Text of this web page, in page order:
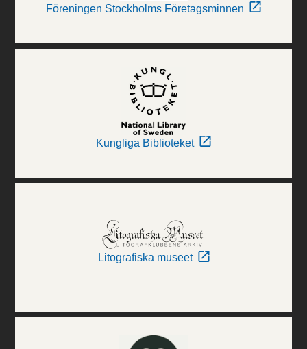
Föreningen Stockholms Företagsminnen
Kungliga Biblioteket
Litografiska museet